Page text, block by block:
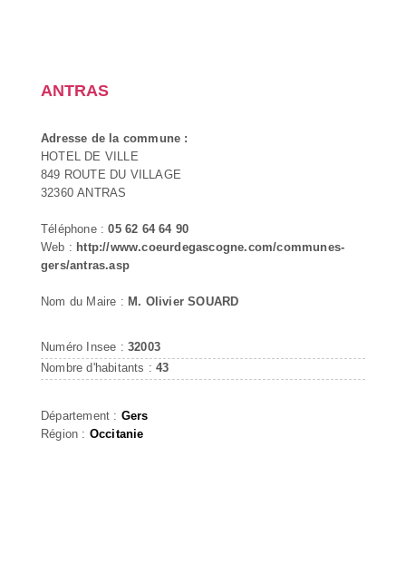
ANTRAS
Adresse de la commune :
HOTEL DE VILLE
849 ROUTE DU VILLAGE
32360 ANTRAS
Téléphone :05 62 64 64 90
Web : http://www.coeurdegascogne.com/communes-
gers/antras.asp
Nom du Maire : M. Olivier SOUARD
Numéro Insee : 32003
Nombre d'habitants :43
Département : Gers
Région : Occitanie